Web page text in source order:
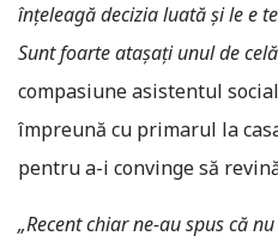
înțeleagă decizia luată și le e
Sunt foarte atașați unul de
compasiune asistentul
împreună cu primarul la
pentru a-i convinge să
„Recent chiar ne-au spus că